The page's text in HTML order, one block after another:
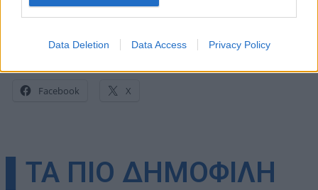
Data Deletion Data Access Privacy Policy
Facebook X
▌ΤΑ ΠΙΟ ΔΗΜΟΦΙΛΗ